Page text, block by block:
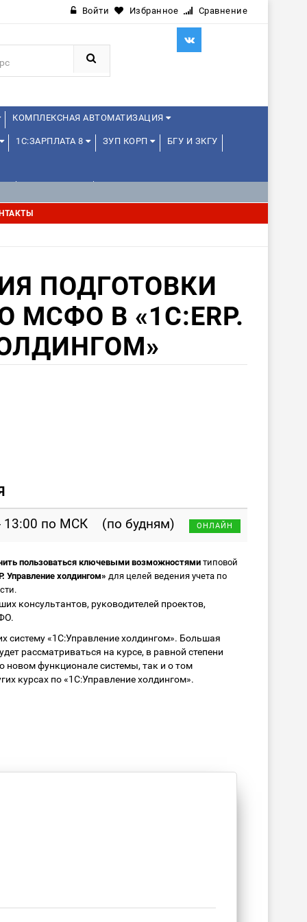
Войти Избранное Сравнение
КОМПЛЕКСНАЯ АВТОМАТИЗАЦИЯ
1С:ЗАРПЛАТА 8 ЗУП КОРП БГУ И ЗКГУ
ПОДГОТОВКИ
МСФО В «1С:ERP.
13:00 по МСК (по будням) ОНЛАЙН
пользоваться ключевыми возможностямитиповой
Управление холдингом» для целей ведения учета по
консультантов, руководителей проектов,
систему «1С:Управление холдингом». Большая
рассматриваться на курсе, в равной степени
новом функционале системы, так и о том
курсах по «1С:Управление холдингом».